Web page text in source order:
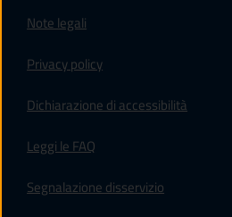
Note legali
Privacy policy
Dichiarazione di accessibilità
Leggi le FAQ
Segnalazione disservizio